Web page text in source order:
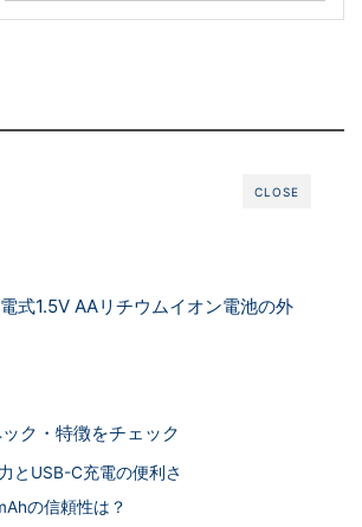
CLOSE
式1.5V AAリチウムイオン電池の外
ク・特徴をチェック
とUSB-C充電の便利さ
の信頼性は？